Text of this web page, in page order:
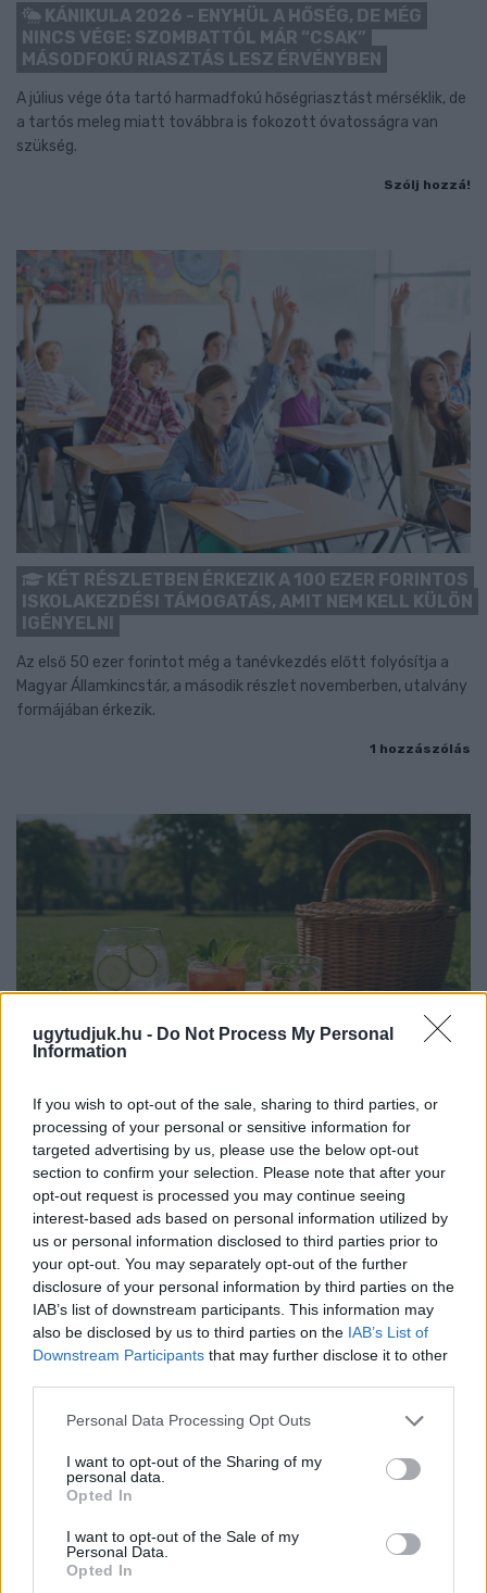
ugytudjuk.hu - Do Not Process My Personal
Information
If you wish to opt-out of the sale, sharing to third parties, or
processing of your personal or sensitive information for
targeted advertising by us, please use the below opt-out
section to confirm your selection. Please note that after your
opt-out request is processed you may continue seeing
interest-based ads based on personal information utilized by
us or personal information disclosed to third parties prior to
your opt-out. You may separately opt-out of the further
disclosure of your personal information by third parties on the
IAB’s list of downstream participants. This information may
also be disclosed by us to third parties on the IAB’s List of
Downstream Participants that may further disclose it to other
Please note that this website/app uses one or more Google
not limited to your visit or usage behaviour. You may click to
grant or deny consent to Google and its third-party tags to
use your data for below specified purposes in below Google
consent section.
Personal Data Processing Opt Outs
I want to opt-out of the Sharing of my
personal data.
Opted In
I want to opt-out of the Sale of my
Personal Data.
Opted In
KÁNIKULA 2026 - ENYHÜL A HŐSÉG, DE MÉG
NINCS VÉGE: SZOMBATTÓL MÁR “CSAK”
MÁSODFOKÚ RIASZTÁS LESZ ÉRVÉNYBEN
A július vége óta tartó harmadfokú hőségriasztást mérséklik, de
a tartós meleg miatt továbbra is fokozott óvatosságra van
szükség.
Szólj hozzá!
KÉT RÉSZLETBEN ÉRKEZIK A 100 EZER FORINTOS
ISKOLAKEZDÉSI TÁMOGATÁS, AMIT NEM KELL KÜLÖN
IGÉNYELNI
Az első 50 ezer forintot még a tanévkezdés előtt folyósítja a
Magyar Államkincstár, a második részlet novemberben, utalvány
formájában érkezik.
1 hozzászólás
PIKNIK ITALOK: ÍZEK ÉS ÉLMÉNYEK A SZABADBAN
Ahogy tavaszodik és a nap egyre tovább marad velünk, sokaknak
támad kedve kirándulni a természetbe.
Szólj hozzá!